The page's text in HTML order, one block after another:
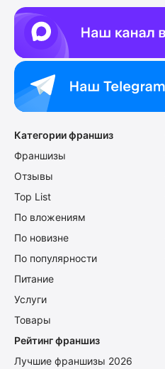
Категории франшиз
Франшизы
Отзывы
Top List
По вложениям
По новизне
По популярности
Питание
Услуги
Товары
Рейтинг франшиз
Лучшие франшизы 2026